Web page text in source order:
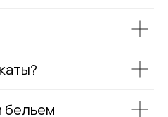
бельем